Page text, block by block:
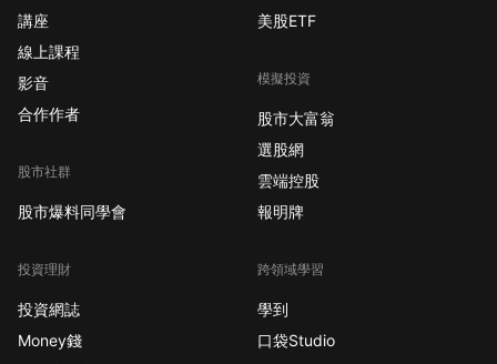
講座
線上課程
影音
合作作者
股市社群
股市爆料同學會
投資理財
投資網誌
Money錢
美股ETF
模擬投資
股市大富翁
選股網
雲端控股
報明牌
跨領域學習
學到
口袋Studio